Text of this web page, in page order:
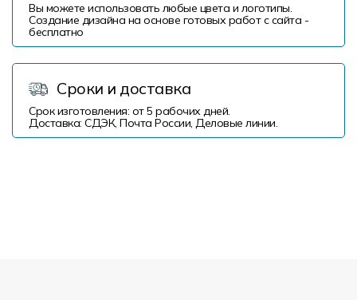
Вы можете использовать любые цвета и логотипы.
Создание дизайна на основе готовых работ с сайта -
бесплатно
Сроки и доставка
Срок изготовления: от 5 рабочих дней.
Доставка: СДЭК, Почта России, Деловые линии.